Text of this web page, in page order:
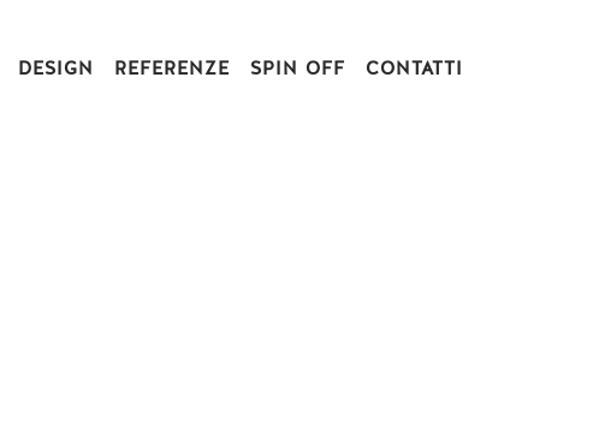
DESIGN REFERENZE SPIN OFF CONTATTI